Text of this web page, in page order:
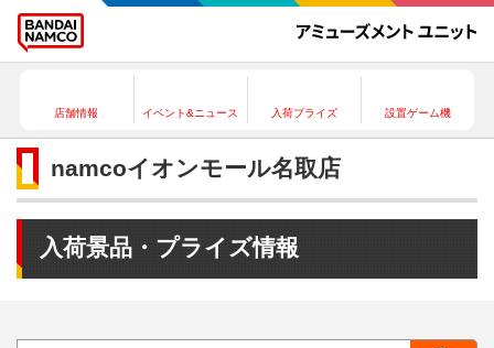
店舗情報 イベント&ニュース 入荷プライズ 設置ゲーム機
namcoイオンモール名取店
入荷景品・プライズ情報